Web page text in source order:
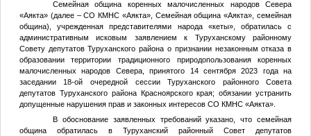
Семейная община коренных малочисленных народов Севера
«Аякта» (далее – СО КМНС «Аякта», Семейная община «Аякта», семейная
община), учрежденная представителями народа «кеты», обратилась с
административным исковым заявлением к Туруханскому районному
Совету депутатов Туруханского района о признании незаконным отказа в
образовании территории традиционного природопользования коренных
малочисленных народов Севера, принятого 14 сентября 2023 года на
заседании 18-ой очередной сессии Туруханского районного Совета
депутатов Туруханского района Красноярского края; обязании устранить
допущенные нарушения прав и законных интересов СО КМНС «Аякта».
В обоснование заявленных требований указано, что семейная
община обратилась в Туруханский районный Совет депутатов